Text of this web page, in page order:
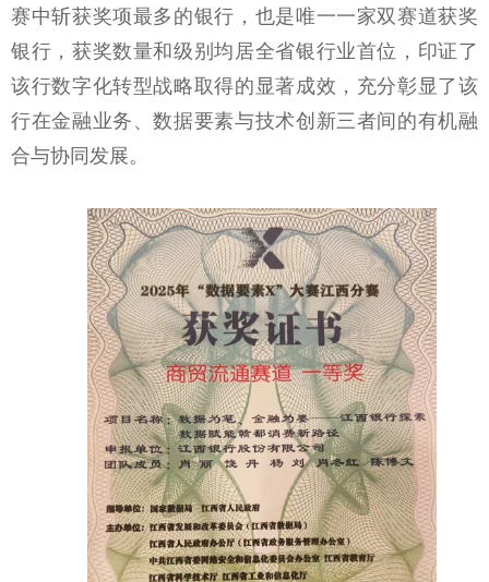
赛中斩获奖项最多的银行，也是唯一一家双赛道获奖
银行，获奖数量和级别均居全省银行业首位，印证了
该行数字化转型战略取得的显著成效，充分彰显了该
行在金融业务、数据要素与技术创新三者间的有机融
合与协同发展。